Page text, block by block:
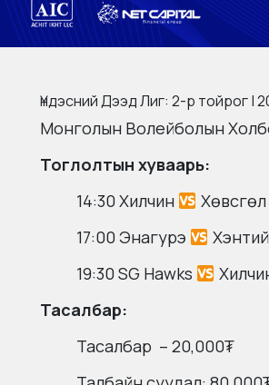
Үндэсний Дээд Лиг: 2-р тойрог |
Монголын Волейболын
Тоглолтын хуваарь:
14:30 Хилчин
17:00 Энагурэ
19:30 SG Hawks
Тасалбар:
Тасалбар – 20,000₮